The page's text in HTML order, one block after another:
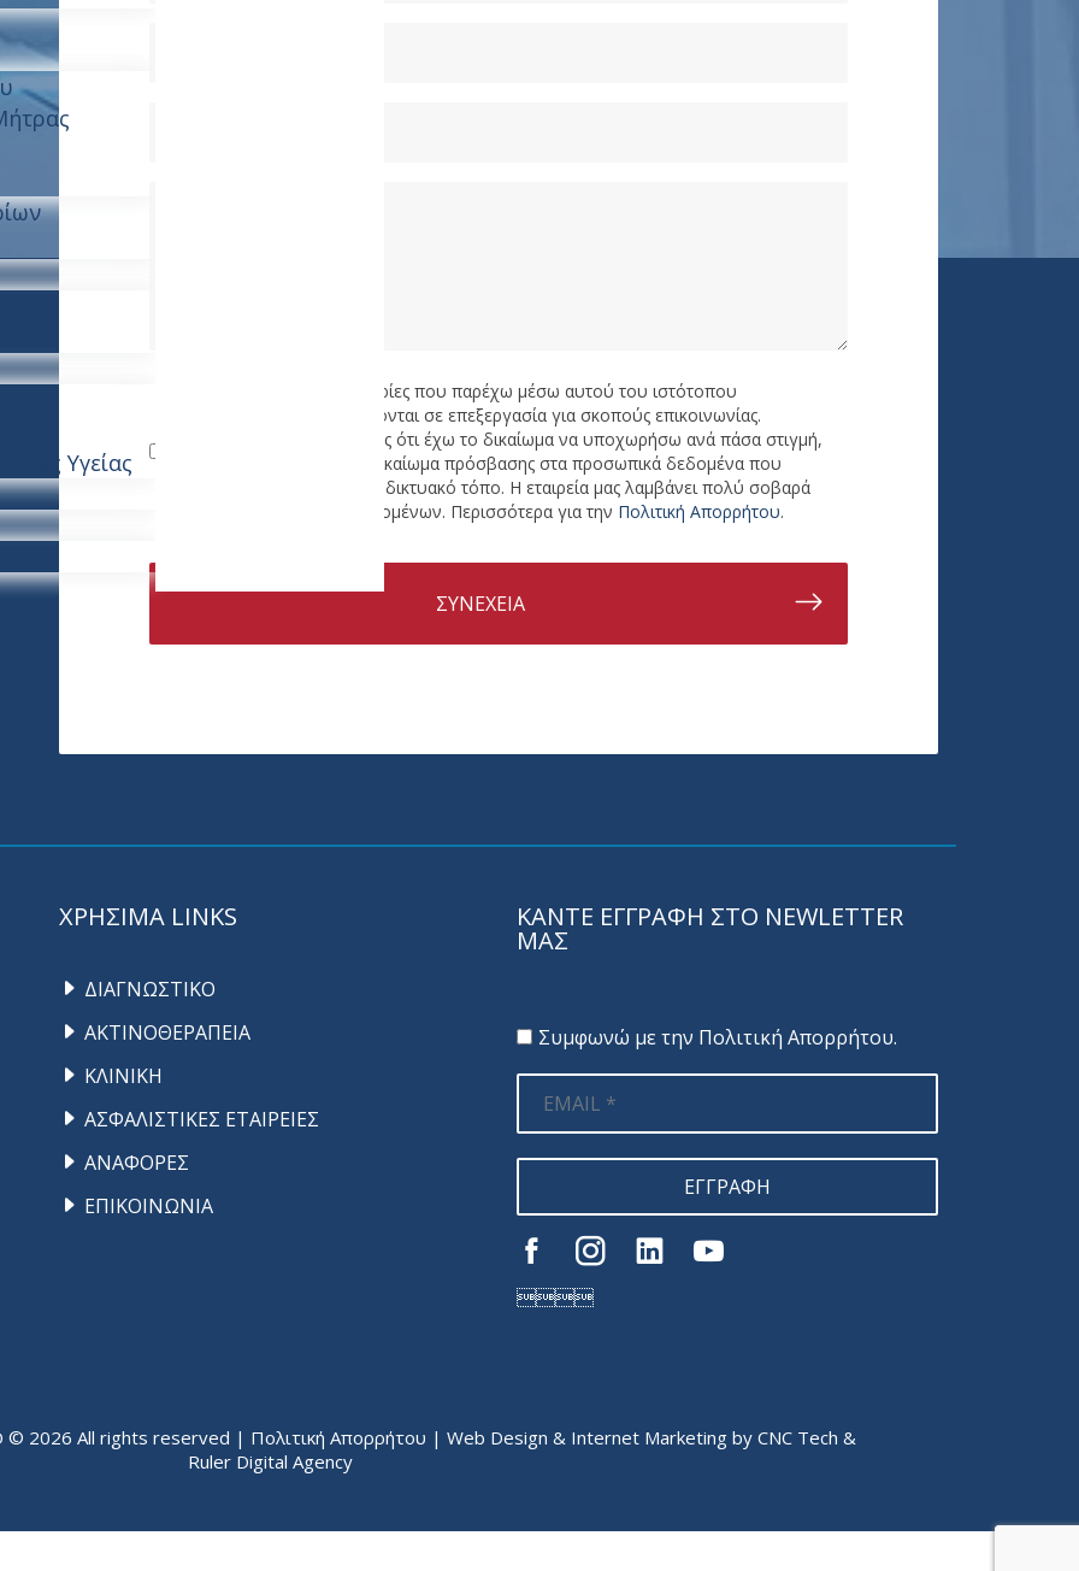
Υγείας
Συμφωνώ ότι οι πληροφορίες που παρέχω μέσω αυτού του ιστότοπου
συλλέγονται και υποβάλλονται σε επεξεργασία για σκοπούς επικοινωνίας.
Αντιλαμβάνομαι το γεγονός ότι έχω το δικαίωμα να υποχωρήσω ανά πάσα στιγμή,
καθώς επίσης ότι έχω το δικαίωμα πρόσβασης στα προσωπικά δεδομένα που
παρέχω στο συγκεκριμένο δικτυακό τόπο. Η εταιρεία μας λαμβάνει πολύ σοβαρά
υπόψη την προστασία δεδομένων. Περισσότερα για την Πολιτική Απορρήτου.
ΣΥΝΕΧΕΙΑ
ΧΡΗΣΙΜΑ LINKS
ΔΙΑΓΝΩΣΤΙΚΟ
ΑΚΤΙΝΟΘΕΡΑΠΕΙΑ
ΚΛΙΝΙΚΗ
ΑΣΦΑΛΙΣΤΙΚΕΣ ΕΤΑΙΡΕΙΕΣ
ΑΝΑΦΟΡΕΣ
ΕΠΙΚΟΙΝΩΝΙΑ
ΚΑΝΤΕ ΕΓΓΡΑΦΗ ΣΤΟ NEWLETTER
ΜΑΣ
Συμφωνώ με την Πολιτική Απορρήτου.
ΕΓΓΡΑΦΗ

2026 All rights reserved | Πολιτική Απορρήτου | Web Design & Internet Marketing by CNC Tech &
Ruler Digital Agency